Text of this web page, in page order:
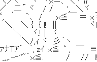
＼ヾ ＿,zｲ
＝ ｘ =x .,ｨ
{ { l! || ヾlilililili
.! | ヾ ｀≧ｘ,ｨ,
＼/,ｨ ヾ 彡｀ヽ
ｱ´ ｀, zｲ ｘ≦ ‘ , ￣ ≡
_,,..-‐''"´ｘ≦. / // l!